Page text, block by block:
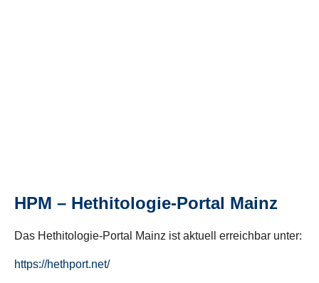
HPM – Hethitologie-Portal Mainz
Das Hethitologie-Portal Mainz ist aktuell erreichbar unter:
https://hethport.net/